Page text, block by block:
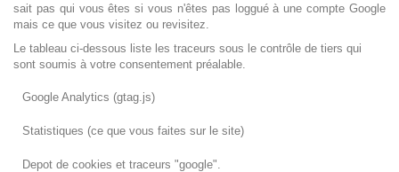
sait pas qui vous êtes si vous n'êtes pas loggué à une compte Google
mais ce que vous visitez ou revisitez.
Le tableau ci-dessous liste les traceurs sous le contrôle de tiers qui
sont soumis à votre consentement préalable.
Google Analytics (gtag.js)
Statistiques (ce que vous faites sur le site)
Depot de cookies et traceurs "google".